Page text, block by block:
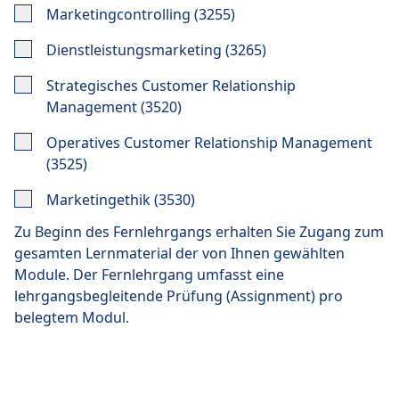
Marketingcontrolling (3255)
Dienstleistungsmarketing (3265)
Strategisches Customer Relationship
Management (3520)
Operatives Customer Relationship Management
(3525)
Marketingethik (3530)
Zu Beginn des Fernlehrgangs erhalten Sie Zugang zum
gesamten Lernmaterial der von Ihnen gewählten
Module. Der Fernlehrgang umfasst eine
lehrgangsbegleitende Prüfung (Assignment) pro
belegtem Modul.